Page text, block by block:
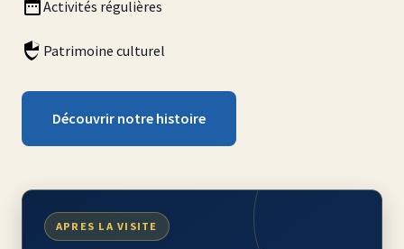
Activités régulières
Patrimoine culturel
Découvrir notre histoire
APRES LA VISITE